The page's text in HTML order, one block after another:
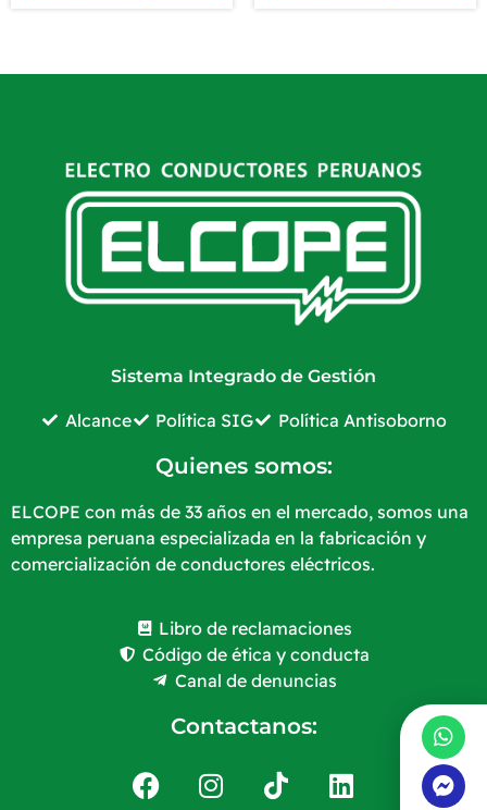
Sistema Integrado de Gestión
Alcance Política SIG Política Antisoborno
Quienes somos:
ELCOPE con más de 33 años en el mercado, somos una
empresa peruana especializada en la fabricación y
comercialización de conductores eléctricos.
Libro de reclamaciones
Código de ética y conducta
Canal de denuncias
Contactanos: